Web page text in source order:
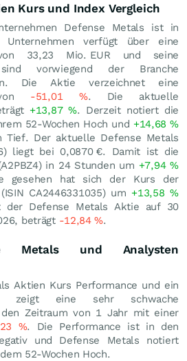
Kurs und Index Vergleich
Defense Metals ist in
Unternehmen verfügt über eine
33,23 Mio. EUR und seine
sind vorwiegend der Branche
Die Aktie verzeichnet eine
von -51,01 %. Die aktuelle
+13,87%. Derzeit notiert die
52-Wochen Hoch und +14,68%
Tief. Der aktuelle Defense Metals
) liegt bei 0,0870 €. Damit ist die
in 24 Stunden um +7,94%
gesehen hat sich der Kurs der
CA2446331035) um +13,58%
der Defense Metals Aktie auf 30
beträgt -12,84%.
Metals und Analysten
Aktien Kurs Performance und ein
zeigt eine sehr schwache
Zeitraum von 1 Jahr mit einer
%. Die Performance ist in den
und Defense Metals notiert
52-Wochen Hoch.